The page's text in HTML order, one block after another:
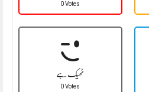
0 Votes
ٹھیک ہے
0 Votes